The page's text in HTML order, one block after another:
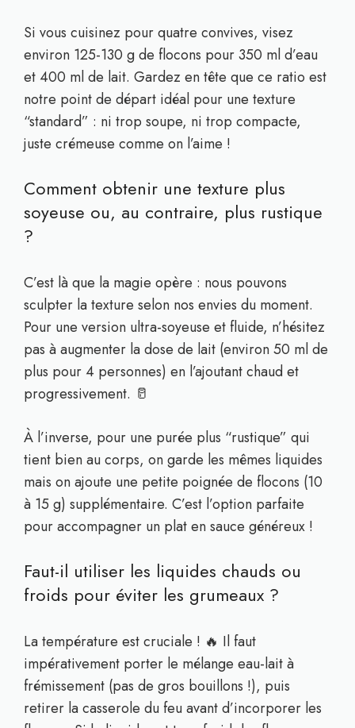
Si vous cuisinez pour quatre convives, visez
environ 125-130 g de flocons pour 350 ml d’eau
et 400 ml de lait. Gardez en tête que ce ratio est
notre point de départ idéal pour une texture
“standard” : ni trop soupe, ni trop compacte,
juste crémeuse comme on l’aime !
Comment obtenir une texture plus
soyeuse ou, au contraire, plus rustique
?
C’est là que la magie opère : nous pouvons
sculpter la texture selon nos envies du moment.
Pour une version ultra-soyeuse et fluide, n’hésitez
pas à augmenter la dose de lait (environ 50 ml de
plus pour 4 personnes) en l’ajoutant chaud et
progressivement. 🥛
À l’inverse, pour une purée plus “rustique” qui
tient bien au corps, on garde les mêmes liquides
mais on ajoute une petite poignée de flocons (10
à 15 g) supplémentaire. C’est l’option parfaite
pour accompagner un plat en sauce généreux !
Faut-il utiliser les liquides chauds ou
froids pour éviter les grumeaux ?
La température est cruciale ! 🔥 Il faut
impérativement porter le mélange eau-lait à
frémissement (pas de gros bouillons !), puis
retirer la casserole du feu avant d’incorporer les